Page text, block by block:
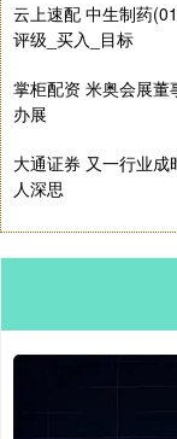
云上速配 中生制药
评级_买入_目标
掌柜配资 米奥会展
办展
大通证券 又一行业
人深思